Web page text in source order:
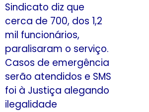
Sindicato diz que
cerca de 700, dos 1,2
mil funcionários,
paralisaram o serviço.
Casos de emergência
serão atendidos e SMS
foi à Justiça alegando
ilegalidade